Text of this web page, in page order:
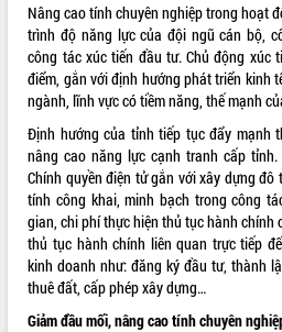
Đắk Lắk công bố Quy hoạch và xúc
tiến đầu tư tỉnh
Ngành cá ngừ Đắk Lắk chủ động thích
ứng để giữ vững thị trường xuất khẩu
Diễn đàn Kinh tế tư nhân Việt Nam đột
phá cơ chế - Hợp tác công tư
Đề án 06 tạo bước ngoặt đột phá trong
cải cách hành chính tỉnh Đắk Lắk
Kết nối tour, đẩy mạnh chuyển đổi số
để phát triển du lịch Đắk Lắk
Khởi động Dự án Đầu tư xây dựng hạ
tầng kỹ thuật Cụm công nghiệp Tân
Tiến
THỐNG KÊ TRUY CẬP
Hôm nay: 18442
Tất cả: 65994584
Nâng cao tính chuyên nghiệp trong hoạt
trình độ năng lực của đội ngũ cán bộ,
công tác xúc tiến đầu tư. Chủ động xúc
điểm, gắn với định hướng phát triển kinh
ngành, lĩnh vực có tiềm năng, thế mạnh
Định hướng của tỉnh tiếp tục đẩy mạnh
nâng cao năng lực cạnh tranh cấp
Chính quyền điện tử gắn với xây dựng
tính công khai, minh bạch trong công
gian, chi phí thực hiện thủ tục hành chính
thủ tục hành chính liên quan trực tiếp
kinh doanh như: đăng ký đầu tư, thành
thuê đất, cấp phép xây dựng…
Giảm đầu mối, nâng cao tính chuyên